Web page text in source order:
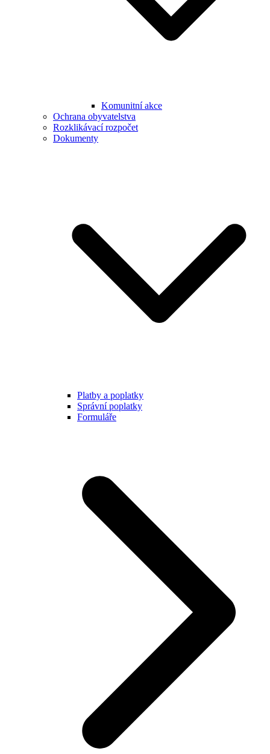
Komunitní akce
Ochrana obyvatelstva
Rozklikávací rozpočet
Dokumenty
Platby a poplatky
Správní poplatky
Formuláře